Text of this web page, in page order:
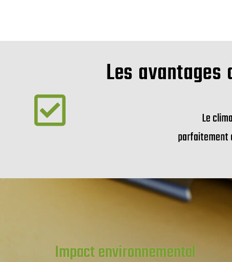
Les
Le
parfaitement
Impact environnemental